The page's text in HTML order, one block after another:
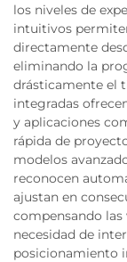
los niveles de
intuitivos
directamente
eliminando la
drásticamente el
integradas
y aplicaciones
rápida de
modelos
reconocen
ajustan en
compensando
necesidad de
posicionamiento